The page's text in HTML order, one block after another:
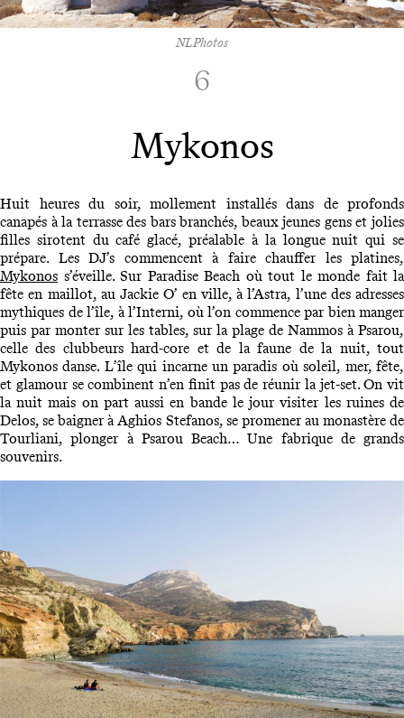
NLPhotos
6
Mykonos
Huit heures du soir, mollement installés dans de profonds
canapés à la terrasse des bars branchés, beaux jeunes gens et jolies
filles sirotent du café glacé, préalable à la longue nuit qui se
prépare. Les DJ’s commencent à faire chauffer les platines,
Mykonos s’éveille. Sur Paradise Beach où tout le monde fait la
fête en maillot, au Jackie O’ en ville, à l’Astra, l’une des adresses
mythiques de l’île, à l’Interni, où l’on commence par bien manger
puis par monter sur les tables, sur la plage de Nammos à Psarou,
celle des clubbeurs hard-core et de la faune de la nuit, tout
Mykonos danse. L’île qui incarne un paradis où soleil, mer, fête,
et glamour se combinent n’en finit pas de réunir la jet-set. On vit
la nuit mais on part aussi en bande le jour visiter les ruines de
Delos, se baigner à Aghios Stefanos, se promener au monastère de
Tourliani, plonger à Psarou Beach… Une fabrique de grands
souvenirs.